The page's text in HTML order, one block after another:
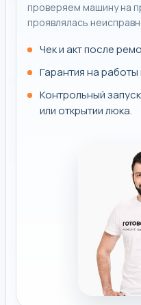
проверяем машину на
проявлялась
Чек и акт после
Гарантия на
Контрольный
или открытии люка.